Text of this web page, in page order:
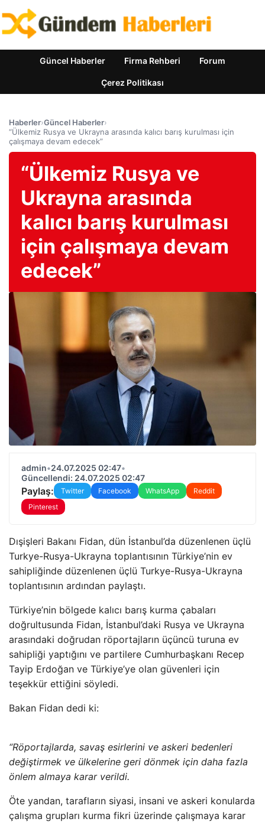
Güncel Haberler Firma Rehberi Forum
Çerez Politikası
Haberler›Güncel Haberler›
“Ülkemiz Rusya ve Ukrayna arasında kalıcı barış kurulması için
çalışmaya devam edecek”
“Ülkemiz Rusya ve
Ukrayna arasında
kalıcı barış kurulması
için çalışmaya devam
edecek”
admin•24.07.2025 02:47•
Güncellendi: 24.07.2025 02:47
Paylaş: Twitter Facebook WhatsApp
Reddit
Pinterest
Dışişleri Bakanı Fidan, dün İstanbul’da düzenlenen üçlü
Turkye-Rusya-Ukrayna toplantısının Türkiye’nin ev
sahipliğinde düzenlenen üçlü Turkye-Rusya-Ukrayna
toplantısının ardından paylaştı.
Türkiye’nin bölgede kalıcı barış kurma çabaları
doğrultusunda Fidan, İstanbul’daki Rusya ve Ukrayna
arasındaki doğrudan röportajların üçüncü turuna ev
sahipliği yaptığını ve partilere Cumhurbaşkanı Recep
Tayip Erdoğan ve Türkiye’ye olan güvenleri için
teşekkür ettiğini söyledi.
Bakan Fidan dedi ki:
“Röportajlarda, savaş esirlerini ve askeri bedenleri
değiştirmek ve ülkelerine geri dönmek için daha fazla
önlem almaya karar verildi.
Öte yandan, tarafların siyasi, insani ve askeri konularda
çalışma grupları kurma fikri üzerinde çalışmaya karar